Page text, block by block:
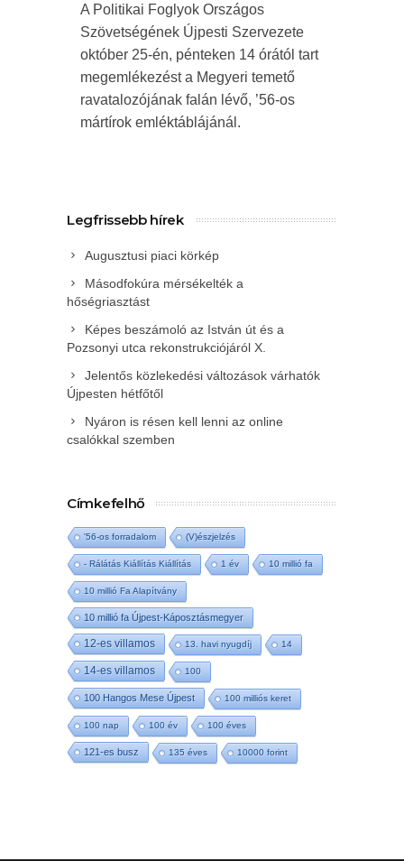
A Politikai Foglyok Országos
Szövetségének Újpesti Szervezete
október 25-én, pénteken 14 órától tart
megemlékezést a Megyeri temető
ravatalozójának falán lévő, ’56-os
mártírok emléktáblájánál.
Legfrissebb hírek
Augusztusi piaci körkép
Másodfokúra mérsékelték a
hőségriasztást
Képes beszámoló az István út és a
Pozsonyi utca rekonstrukciójáról X.
Jelentős közlekedési változások várhatók
Újpesten hétfőtől
Nyáron is résen kell lenni az online
csalókkal szemben
Címkefelhő
'56-os forradalom (V)észjelzés
- Rálátás Kiállítás Kiállítás 1 év 10 millió fa
10 millió Fa Alapítvány
10 millió fa Újpest-Káposztásmegyer
12-es villamos 13. havi nyugdíj 14
14-es villamos 100
100 Hangos Mese Újpest 100 milliós keret
100 nap 100 év 100 éves
121-es busz 135 éves 10000 forint